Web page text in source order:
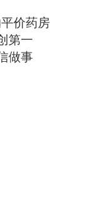
价药房
第一
做事